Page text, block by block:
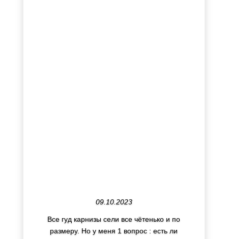
09.10.2023
Все гуд карнизы сели все чётенько и по
размеру. Но у меня 1 вопрос : есть ли